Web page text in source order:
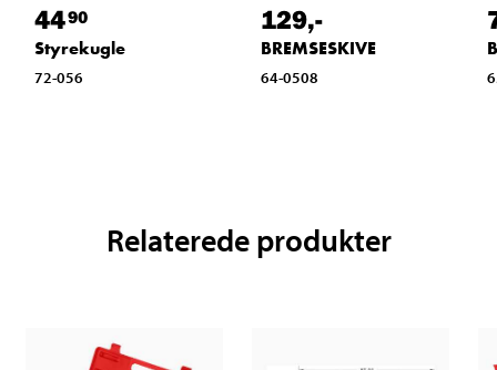
4490
Styrekugle
72-056
129,-
BREMSESKIVE
64-0508
Relaterede produkter